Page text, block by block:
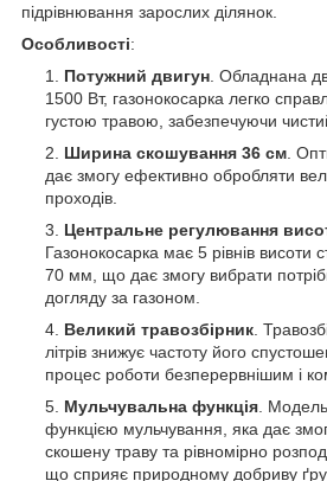
підрівнювання зарослих ділянок.
Особливості:
Потужний двигун . Обладнана
1500 Вт, газонокосарка легко
густою травою, забезпечуючи чистий
Ширина скошування 36 см .
дає змогу ефективно обробляти
проходів.
Центральне регулювання
Газонокосарка має 5 рівнів висоти
70 мм, що дає змогу вибрати
догляду за газоном.
Великий травозбірник .
літрів знижує частоту його
процес роботи безперервнішим і
Мульчувальна функція .
функцією мульчування, яка дає
скошену траву та рівномірно
що сприяє природному добриву